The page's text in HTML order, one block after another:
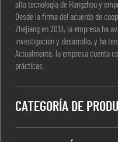
alta tecnología de Hangzhou y
Desde la firma del acuerdo de
Zhejiang en 2013, la empresa ha
investigación y desarrollo, y ha
Actualmente, la empresa cuenta
prácticas.
CATEGORÍA DE